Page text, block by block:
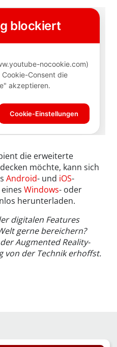
die erweiterte
möchte, kann sich
Android- und iOS-
Windows- oder
herunterladen.
digitalen Features
gerne bereichern?
Augmented Reality-
von der Technik erhoffst.